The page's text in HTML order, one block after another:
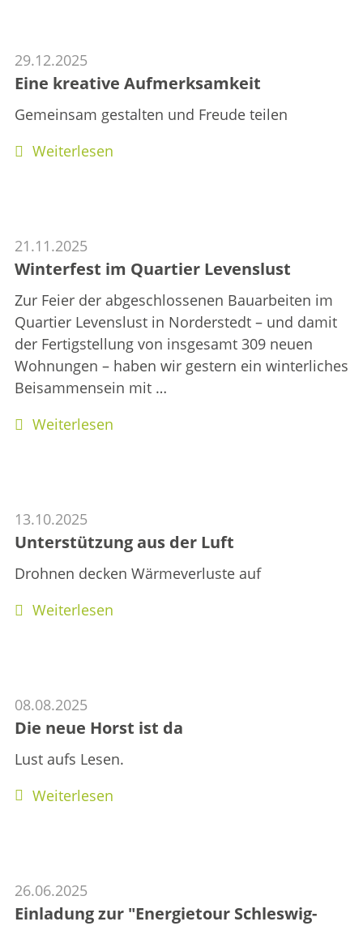
29.12.2025
Eine kreative Aufmerksamkeit
Gemeinsam gestalten und Freude teilen
Weiterlesen
21.11.2025
Winterfest im Quartier Levenslust
Zur Feier der abgeschlossenen Bauarbeiten im
Quartier Levenslust in Norderstedt – und damit
der Fertigstellung von insgesamt 309 neuen
Wohnungen – haben wir gestern ein winterliches
Beisammensein mit …
Weiterlesen
13.10.2025
Unterstützung aus der Luft
Drohnen decken Wärmeverluste auf
Weiterlesen
08.08.2025
Die neue Horst ist da
Lust aufs Lesen.
Weiterlesen
26.06.2025
Einladung zur "Energietour Schleswig-